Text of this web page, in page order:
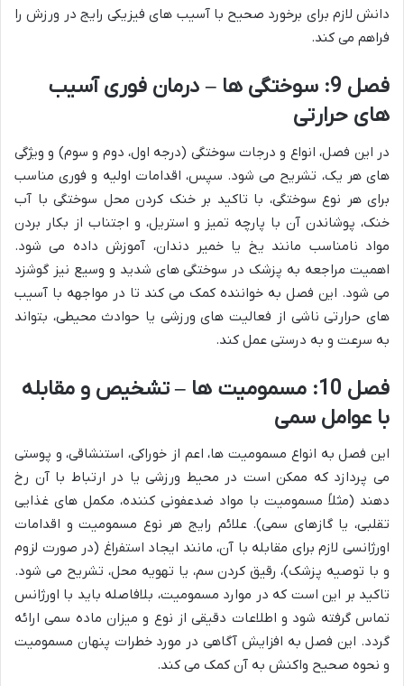
دانش لازم برای برخورد صحیح با آسیب های فیزیکی رایج در ورزش را
فراهم می کند.
فصل 9: سوختگی ها – درمان فوری آسیب
های حرارتی
در این فصل، انواع و درجات سوختگی (درجه اول، دوم و سوم) و ویژگی
های هر یک، تشریح می شود. سپس، اقدامات اولیه و فوری مناسب
برای هر نوع سوختگی، با تاکید بر خنک کردن محل سوختگی با آب
خنک، پوشاندن آن با پارچه تمیز و استریل، و اجتناب از بکار بردن
مواد نامناسب مانند یخ یا خمیر دندان، آموزش داده می شود.
اهمیت مراجعه به پزشک در سوختگی های شدید و وسیع نیز گوشزد
می شود. این فصل به خواننده کمک می کند تا در مواجهه با آسیب
های حرارتی ناشی از فعالیت های ورزشی یا حوادث محیطی، بتواند
به سرعت و به درستی عمل کند.
فصل 10: مسمومیت ها – تشخیص و مقابله
با عوامل سمی
این فصل به انواع مسمومیت ها، اعم از خوراکی، استنشاقی، و پوستی
می پردازد که ممکن است در محیط ورزشی یا در ارتباط با آن رخ
دهند (مثلاً مسمومیت با مواد ضدعفونی کننده، مکمل های غذایی
تقلبی، یا گازهای سمی). علائم رایج هر نوع مسمومیت و اقدامات
اورژانسی لازم برای مقابله با آن، مانند ایجاد استفراغ (در صورت لزوم
و با توصیه پزشک)، رقیق کردن سم، یا تهویه محل، تشریح می شود.
تاکید بر این است که در موارد مسمومیت، بلافاصله باید با اورژانس
تماس گرفته شود و اطلاعات دقیقی از نوع و میزان ماده سمی ارائه
گردد. این فصل به افزایش آگاهی در مورد خطرات پنهان مسمومیت
و نحوه صحیح واکنش به آن کمک می کند.